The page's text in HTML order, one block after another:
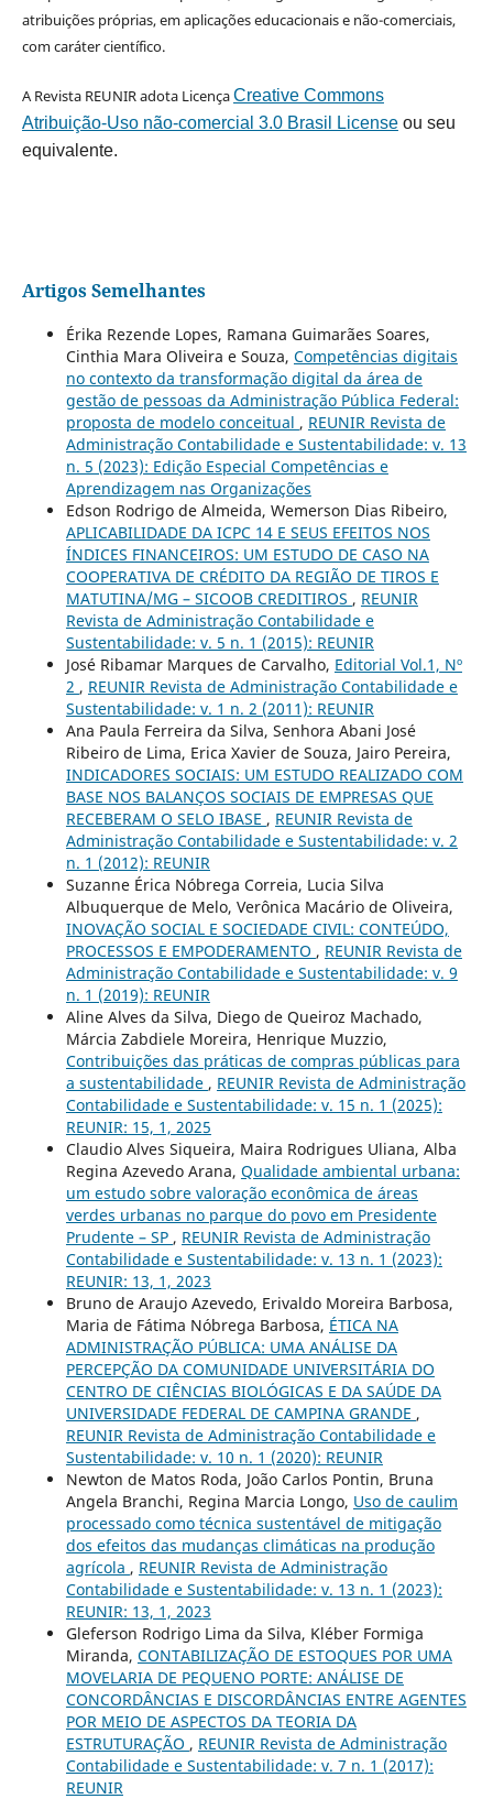
atribuições próprias, em aplicações educacionais e não-comerciais,
com caráter científico.
A Revista REUNIR adota LicençaCreative Commons
Atribuição-Uso não-comercial 3.0 Brasil Licenseou seu
equivalente.
Artigos Semelhantes
Érika Rezende Lopes, Ramana Guimarães Soares,
Cinthia Mara Oliveira e Souza, Competências digitais
no contexto da transformação digital da área de
gestão de pessoas da Administração Pública Federal:
proposta de modelo conceitual , REUNIR Revista de
Administração Contabilidade e Sustentabilidade: v. 13
n. 5 (2023): Edição Especial Competências e
Aprendizagem nas Organizações
Edson Rodrigo de Almeida, Wemerson Dias Ribeiro,
APLICABILIDADE DA ICPC 14 E SEUS EFEITOS NOS
ÍNDICES FINANCEIROS: UM ESTUDO DE CASO NA
COOPERATIVA DE CRÉDITO DA REGIÃO DE TIROS E
MATUTINA/MG – SICOOB CREDITIROS , REUNIR
Revista de Administração Contabilidade e
Sustentabilidade: v. 5 n. 1 (2015): REUNIR
José Ribamar Marques de Carvalho, Editorial Vol.1, Nº
2 , REUNIR Revista de Administração Contabilidade e
Sustentabilidade: v. 1 n. 2 (2011): REUNIR
Ana Paula Ferreira da Silva, Senhora Abani José
Ribeiro de Lima, Erica Xavier de Souza, Jairo Pereira,
INDICADORES SOCIAIS: UM ESTUDO REALIZADO COM
BASE NOS BALANÇOS SOCIAIS DE EMPRESAS QUE
RECEBERAM O SELO IBASE , REUNIR Revista de
Administração Contabilidade e Sustentabilidade: v. 2
n. 1 (2012): REUNIR
Suzanne Érica Nóbrega Correia, Lucia Silva
Albuquerque de Melo, Verônica Macário de Oliveira,
INOVAÇÃO SOCIAL E SOCIEDADE CIVIL: CONTEÚDO,
PROCESSOS E EMPODERAMENTO , REUNIR Revista de
Administração Contabilidade e Sustentabilidade: v. 9
n. 1 (2019): REUNIR
Aline Alves da Silva, Diego de Queiroz Machado,
Márcia Zabdiele Moreira, Henrique Muzzio,
Contribuições das práticas de compras públicas para
a sustentabilidade , REUNIR Revista de Administração
Contabilidade e Sustentabilidade: v. 15 n. 1 (2025):
REUNIR: 15, 1, 2025
Claudio Alves Siqueira, Maira Rodrigues Uliana, Alba
Regina Azevedo Arana, Qualidade ambiental urbana:
um estudo sobre valoração econômica de áreas
verdes urbanas no parque do povo em Presidente
Prudente – SP , REUNIR Revista de Administração
Contabilidade e Sustentabilidade: v. 13 n. 1 (2023):
REUNIR: 13, 1, 2023
Bruno de Araujo Azevedo, Erivaldo Moreira Barbosa,
Maria de Fátima Nóbrega Barbosa, ÉTICA NA
ADMINISTRAÇÃO PÚBLICA: UMA ANÁLISE DA
PERCEPÇÃO DA COMUNIDADE UNIVERSITÁRIA DO
CENTRO DE CIÊNCIAS BIOLÓGICAS E DA SAÚDE DA
UNIVERSIDADE FEDERAL DE CAMPINA GRANDE ,
REUNIR Revista de Administração Contabilidade e
Sustentabilidade: v. 10 n. 1 (2020): REUNIR
Newton de Matos Roda, João Carlos Pontin, Bruna
Angela Branchi, Regina Marcia Longo, Uso de caulim
processado como técnica sustentável de mitigação
dos efeitos das mudanças climáticas na produção
agrícola , REUNIR Revista de Administração
Contabilidade e Sustentabilidade: v. 13 n. 1 (2023):
REUNIR: 13, 1, 2023
Gleferson Rodrigo Lima da Silva, Kléber Formiga
Miranda, CONTABILIZAÇÃO DE ESTOQUES POR UMA
MOVELARIA DE PEQUENO PORTE: ANÁLISE DE
CONCORDÂNCIAS E DISCORDÂNCIAS ENTRE AGENTES
POR MEIO DE ASPECTOS DA TEORIA DA
ESTRUTURAÇÃO , REUNIR Revista de Administração
Contabilidade e Sustentabilidade: v. 7 n. 1 (2017):
REUNIR